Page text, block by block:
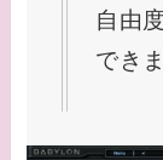
自由
でき